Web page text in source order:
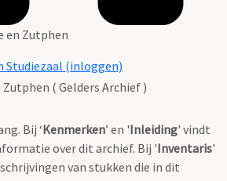
en Zutphen
Studiezaal (inloggen)
( Gelders Archief )
Bij ‘Kenmerken’ en 'Inleiding' vindt
over dit archief. Bij 'Inventaris'
van stukken die in dit